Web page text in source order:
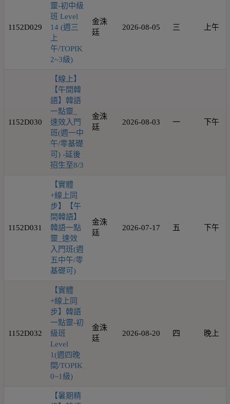
1152D029
靈-初中級
班 Level
14 (週三
上
午/TOPIK
2~3級)
金洙
廷
2026-08-05 三 上午
1152D030
【線上】
【午間韓
語】韓語
一點靈_
速效入門
班(週一中
午/零基礎
可) -延後
招生至8/3
金洙
廷
2026-08-03 一 下午
1152D031
【實體
+線上同
步】【午
間韓語】
韓語一點
靈_速效
入門班(週
五中午/零
基礎可)
金洙
廷
2026-07-17 五 下午
1152D032
【實體
+線上同
步】韓語
一點靈-初
級班
Level
1(週四晚
間/TOPIK
0~1級)
金洙
廷
2026-08-20 四 晚上
【暑期精